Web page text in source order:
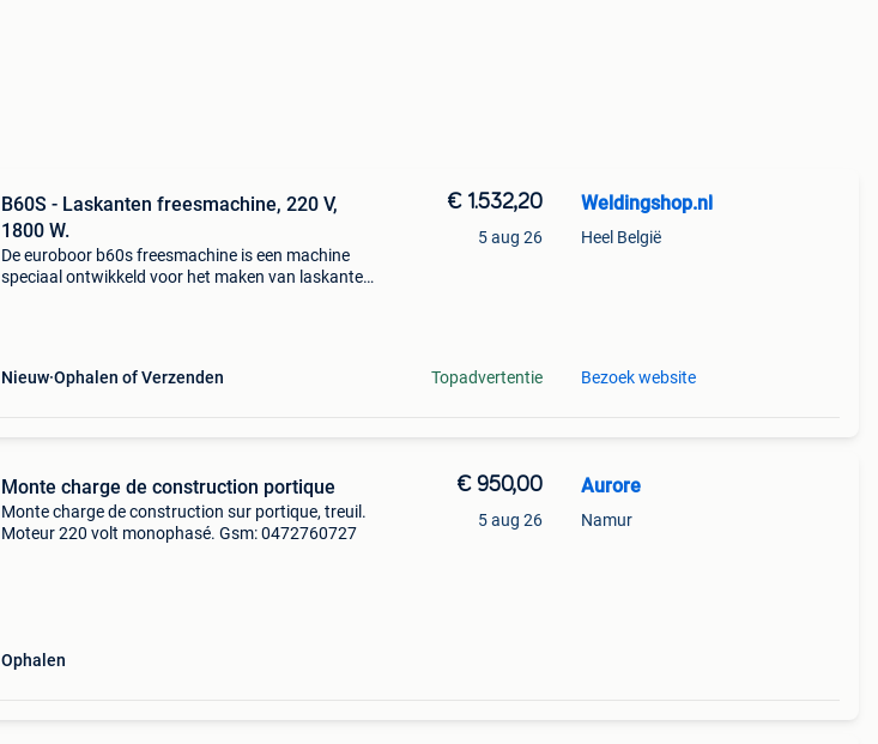
B60S - Laskanten freesmachine, 220 V,
1800 W.
De euroboor b60s freesmachine is een machine
speciaal ontwikkeld voor het maken van laskanten
Nieuw Ophalen of Verzenden
€ 1.532,20
5 aug 26
Topadvertentie
Weldingshop.nl
Heel België
Bezoek website
Monte charge de construction portique
Monte charge de construction sur portique, treuil.
Moteur 220 volt monophasé. Gsm: 0472760727
Ophalen
€ 950,00
5 aug 26
Aurore
Namur